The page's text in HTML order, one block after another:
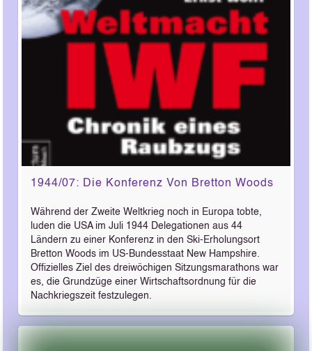
1944/07: Die Konferenz Von Bretton Woods
Während der Zweite Weltkrieg noch in Europa tobte,
luden die USA im Juli 1944 Delegationen aus 44
Ländern zu einer Konferenz in den Ski-Erholungsort
Bretton Woods im US-Bundesstaat New Hampshire.
Offizielles Ziel des dreiwöchigen Sitzungsmarathons war
es, die Grundzüge einer Wirtschaftsordnung für die
Nachkriegszeit festzulegen.